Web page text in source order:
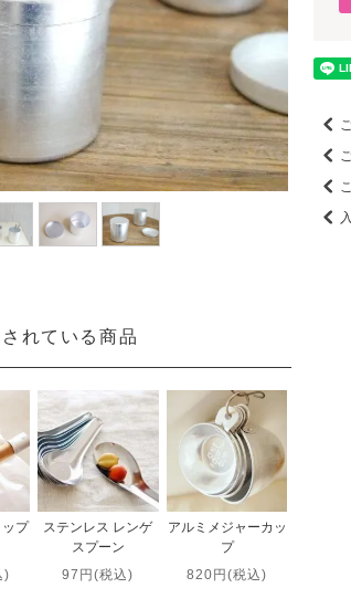
れている商品
プ
)
ステンレス レンゲ
スプーン
97円(税込)
アルミメジャーカッ
プ
820円(税込)